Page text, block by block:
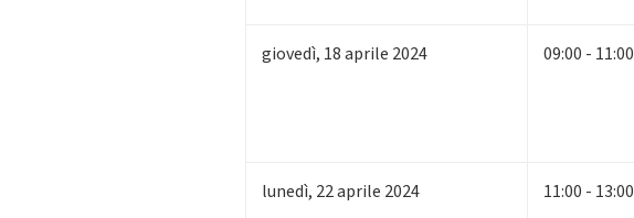
giovedì, 18aprile 2024 09:00 - 11:00
lunedì, 22aprile 2024 11:00 - 13:00